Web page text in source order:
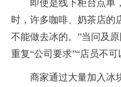
即使是线下柜台点单
时，许多咖啡、奶茶店的
不能做去冰的。”当问及
重复“公司要求”“店员不可
商家通过大量加入冰